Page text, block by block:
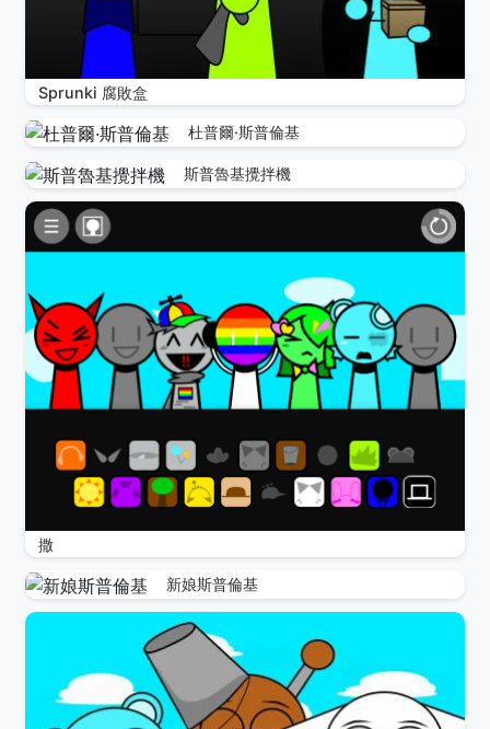
Sprunki 腐敗盒
杜普爾·斯普倫基
斯普魯基攪拌機
撒
新娘斯普倫基